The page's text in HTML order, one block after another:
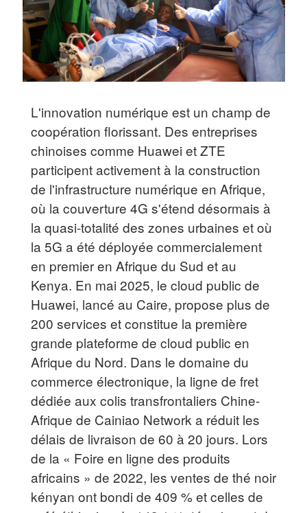
L'innovation numérique est un champ de
coopération florissant. Des entreprises
chinoises comme Huawei et ZTE
participent activement à la construction
de l'infrastructure numérique en Afrique,
où la couverture 4G s'étend désormais à
la quasi-totalité des zones urbaines et où
la 5G a été déployée commercialement
en premier en Afrique du Sud et au
Kenya. En mai 2025, le cloud public de
Huawei, lancé au Caire, propose plus de
200 services et constitue la première
grande plateforme de cloud public en
Afrique du Nord. Dans le domaine du
commerce électronique, la ligne de fret
dédiée aux colis transfrontaliers Chine-
Afrique de Cainiao Network a réduit les
délais de livraison de 60 à 20 jours. Lors
de la « Foire en ligne des produits
africains » de 2022, les ventes de thé noir
kényan ont bondi de 409 % et celles de